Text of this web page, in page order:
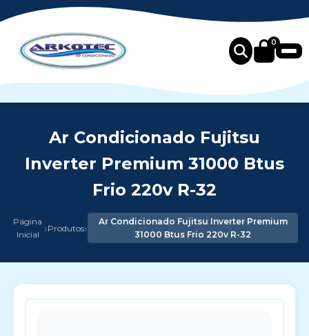
0
Ar Condicionado Fujitsu
Inverter Premium 31000 Btus
Frio 220v R-32
Página
Inicial ›Produtos›
Ar Condicionado Fujitsu Inverter Premium
31000 Btus Frio 220v R-32